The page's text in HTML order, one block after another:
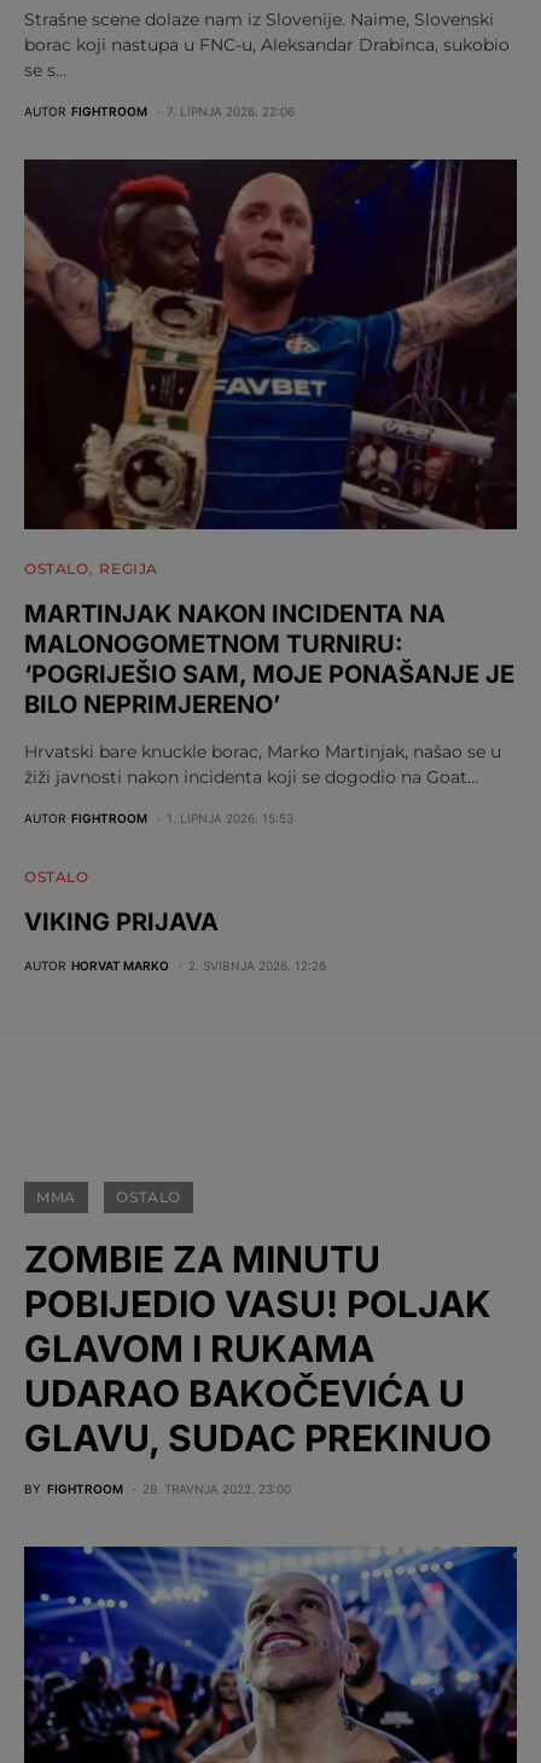
Strašne scene dolaze nam iz Slovenije. Naime, Slovenski
borac koji nastupa u FNC-u, Aleksandar Drabinca, sukobio
se s…
AUTOR FIGHTROOM 7. LIPNJA 2026. 22:06
OSTALO REGIJA
MARTINJAK NAKON INCIDENTA NA
MALONOGOMETNOM TURNIRU:
‘POGRIJEŠIO SAM, MOJE PONAŠANJE JE
BILO NEPRIMJERENO’
Hrvatski bare knuckle borac, Marko Martinjak, našao se u
žiži javnosti nakon incidenta koji se dogodio na Goat…
AUTOR FIGHTROOM 1. LIPNJA 2026. 15:53
OSTALO
VIKING PRIJAVA
AUTOR HORVAT MARKO 2. SVIBNJA 2026. 12:26
MMA OSTALO
ZOMBIE ZA MINUTU
POBIJEDIO VASU! POLJAK
GLAVOM I RUKAMA
UDARAO BAKOČEVIĆA U
GLAVU, SUDAC PREKINUO
BY FIGHTROOM 29. TRAVNJA 2022. 23:00